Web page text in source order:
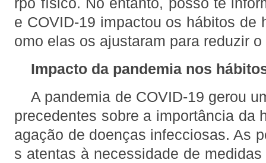
rpo físico. No entanto, posso te
e COVID-19 impactou os hábitos de
omo elas os ajustaram para reduzir
Impacto da pandemia nos
A pandemia de COVID-19 gerou
precedentes sobre a importância da
agação de doenças infecciosas. As
s atentas à necessidade de